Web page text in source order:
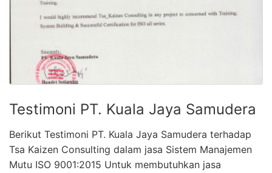
Testimoni PT. Kuala Jaya Samudera
Berikut Testimoni PT. Kuala Jaya Samudera terhadap
Tsa Kaizen Consulting dalam jasa Sistem Manajemen
Mutu ISO 9001:2015 Untuk membutuhkan jasa